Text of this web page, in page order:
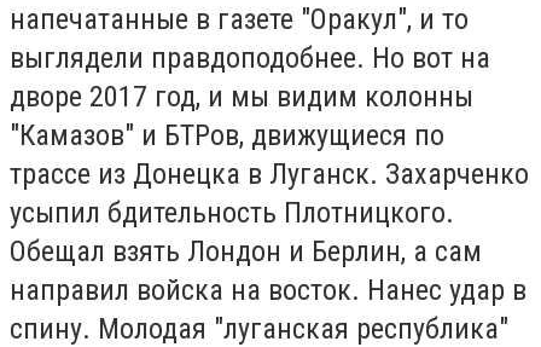
напечатанные в газете "Оракул", и то
выглядели правдоподобнее. Но вот на
дворе 2017 год, и мы видим колонны
"Камазов" и БТРов, движущиеся по
трассе из Донецка в Луганск. Захарченко
усыпил бдительность Плотницкого.
Обещал взять Лондон и Берлин, а сам
направил войска на восток. Нанес удар в
спину. Молодая "луганская республика"